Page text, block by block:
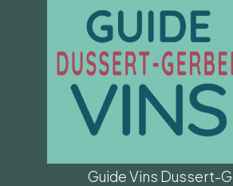
Guide Vins Dussert-